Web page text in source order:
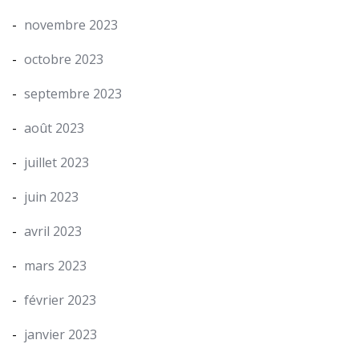
novembre 2023
octobre 2023
septembre 2023
août 2023
juillet 2023
juin 2023
avril 2023
mars 2023
février 2023
janvier 2023